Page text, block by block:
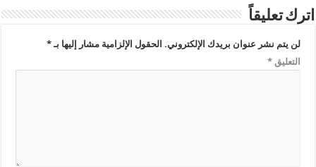
اترك تعليقاً
لن يتم نشر عنوان بريدك الإلكتروني. الحقول الإلزامية مشار إليها بـ*
التعليق*